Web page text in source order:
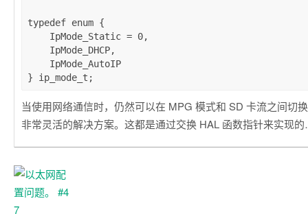
typedef enum {
当使用网络通信时，仍然可以在 MPG 模式和 SD 卡流之间切
非常灵活的解决方案。这都是通过交换 HAL 函数指针来实现